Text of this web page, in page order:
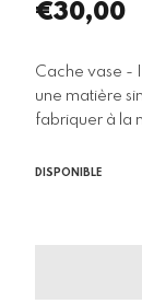
Prix
€30,00
Cache vase -
une matière
fabriquer à la
DISPONIBLE